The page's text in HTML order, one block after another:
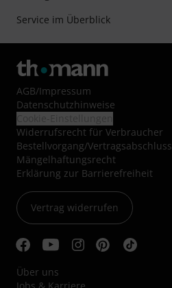
Service im Überblick
AGB/Impressum
Datenschutzhinweise
Widerrufsrecht für Verbraucher
Bestellvorgang/Vertragsabschluss
Mängelhaftungsrecht
Erklärung zur Barrierefreiheit
Vertrag widerrufen
Über uns